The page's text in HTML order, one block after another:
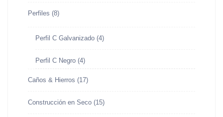
Perfiles (8)
Perfil C Galvanizado (4)
Perfil C Negro (4)
Caños & Hierros (17)
Construcción en Seco (15)